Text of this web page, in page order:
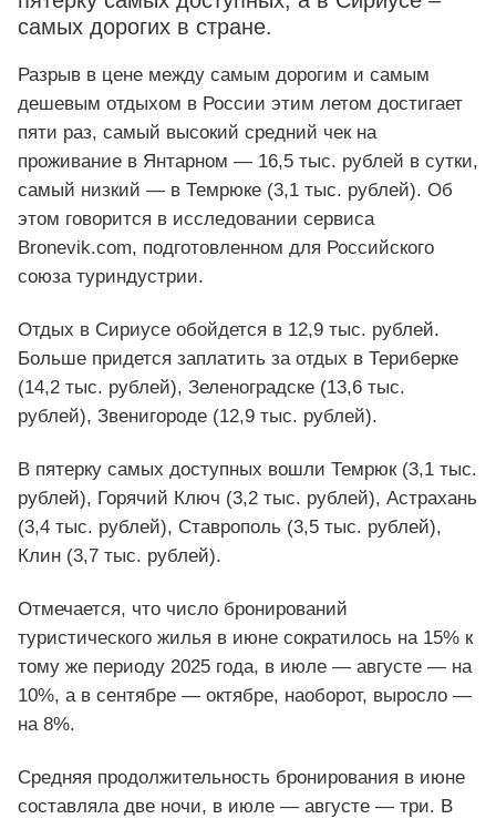
самых дорогих в стране.
Разрыв в цене между самым дорогим и самым
дешевым отдыхом в России этим летом достигает
пяти раз, самый высокий средний чек на
проживание в Янтарном — 16,5 тыс. рублей в сутки,
самый низкий — в Темрюке (3,1 тыс. рублей). Об
этом говорится в исследовании сервиса
Bronevik.com, подготовленном для Российского
союза туриндустрии.
Отдых в Сириусе обойдется в 12,9 тыс. рублей.
Больше придется заплатить за отдых в Териберке
(14,2 тыс. рублей), Зеленоградске (13,6 тыс.
рублей), Звенигороде (12,9 тыс. рублей).
В пятерку самых доступных вошли Темрюк (3,1 тыс.
рублей), Горячий Ключ (3,2 тыс. рублей), Астрахань
(3,4 тыс. рублей), Ставрополь (3,5 тыс. рублей),
Клин (3,7 тыс. рублей).
Отмечается, что число бронирований
туристического жилья в июне сократилось на 15% к
тому же периоду 2025 года, в июле — августе — на
10%, а в сентябре — октябре, наоборот, выросло —
на 8%.
Средняя продолжительность бронирования в июне
составляла две ночи, в июле — августе — три. В